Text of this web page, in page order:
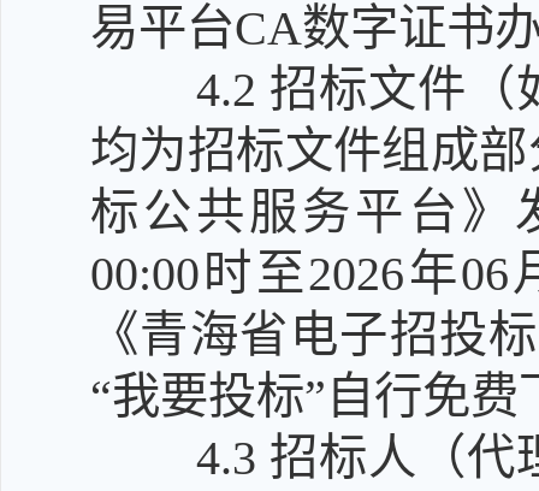
易平台CA数字证书
4.2 招标文件（
均为招标文件组成
标公共服务平台》
00:00时至2026年
《青海省电子招投
“我要投标”自行免费
4.3 招标人（代